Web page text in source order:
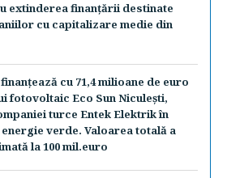
extinderea finanţării destinate
cu capitalizare medie din
cu 71,4 milioane de euro
fotovoltaic Eco Sun Niculeşti,
turce Entek Elektrik în
verde. Valoarea totală a
la 100 mil.euro